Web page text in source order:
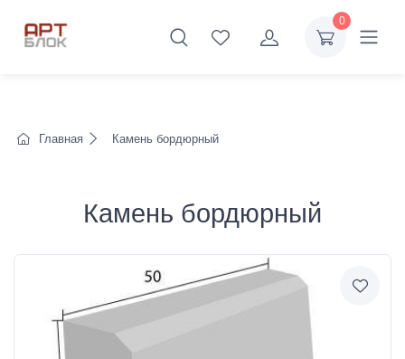
0
Главная Камень бордюрный
Камень бордюрный